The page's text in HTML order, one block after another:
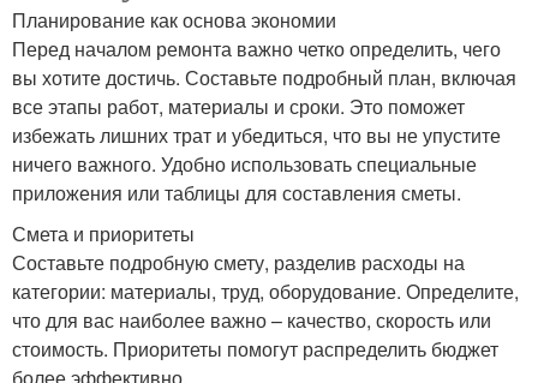
Планирование как основа экономии
Перед началом ремонта важно четко определить, чего
вы хотите достичь. Составьте подробный план, включая
все этапы работ, материалы и сроки. Это поможет
избежать лишних трат и убедиться, что вы не упустите
ничего важного. Удобно использовать специальные
приложения или таблицы для составления сметы.
Смета и приоритеты
Составьте подробную смету, разделив расходы на
категории: материалы, труд, оборудование. Определите,
что для вас наиболее важно – качество, скорость или
стоимость. Приоритеты помогут распределить бюджет